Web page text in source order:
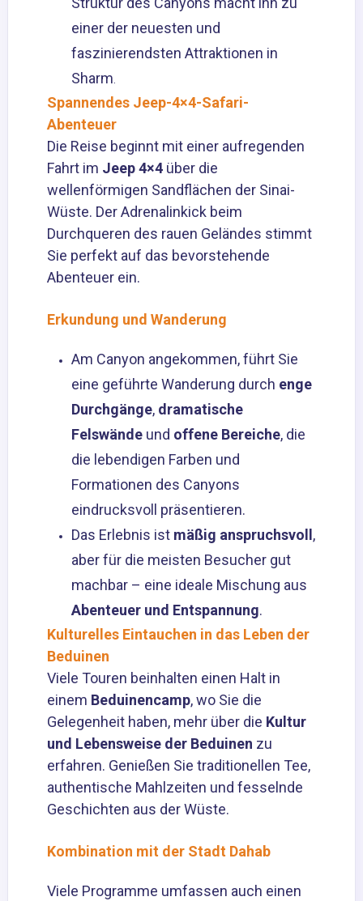
einer der neuesten und
faszinierendsten Attraktionen in
Sharm
Spannendes Jeep-4×4-Safari-
Abenteuer
Die Reise beginnt mit einer aufregenden
Fahrt im Jeep 4×4 über die
wellenförmigen Sandflächen der Sinai-
Wüste. Der Adrenalinkick beim
Durchqueren des rauen Geländes stimmt
Sie perfekt auf das bevorstehende
Abenteuer ein.
Erkundung und Wanderung
Am Canyon angekommen, führt Sie
eine geführte Wanderung durch enge
Durchgänge, dramatische
Felswände und offene Bereiche, die
die lebendigen Farben und
Formationen des Canyons
eindrucksvoll präsentieren.
Das Erlebnis ist mäßig anspruchsvoll ,
aber für die meisten Besucher gut
machbar – eine ideale Mischung aus
Abenteuer und Entspannung.
Kulturelles Eintauchen in das Leben der
Beduinen
Viele Touren beinhalten einen Halt in
einem Beduinencamp, wo Sie die
Gelegenheit haben, mehr über die Kultur
und Lebensweise der Beduinen zu
erfahren. Genießen Sie traditionellen Tee,
authentische Mahlzeiten und fesselnde
Geschichten aus der Wüste.
Kombination mit der Stadt Dahab
Viele Programme umfassen auch einen